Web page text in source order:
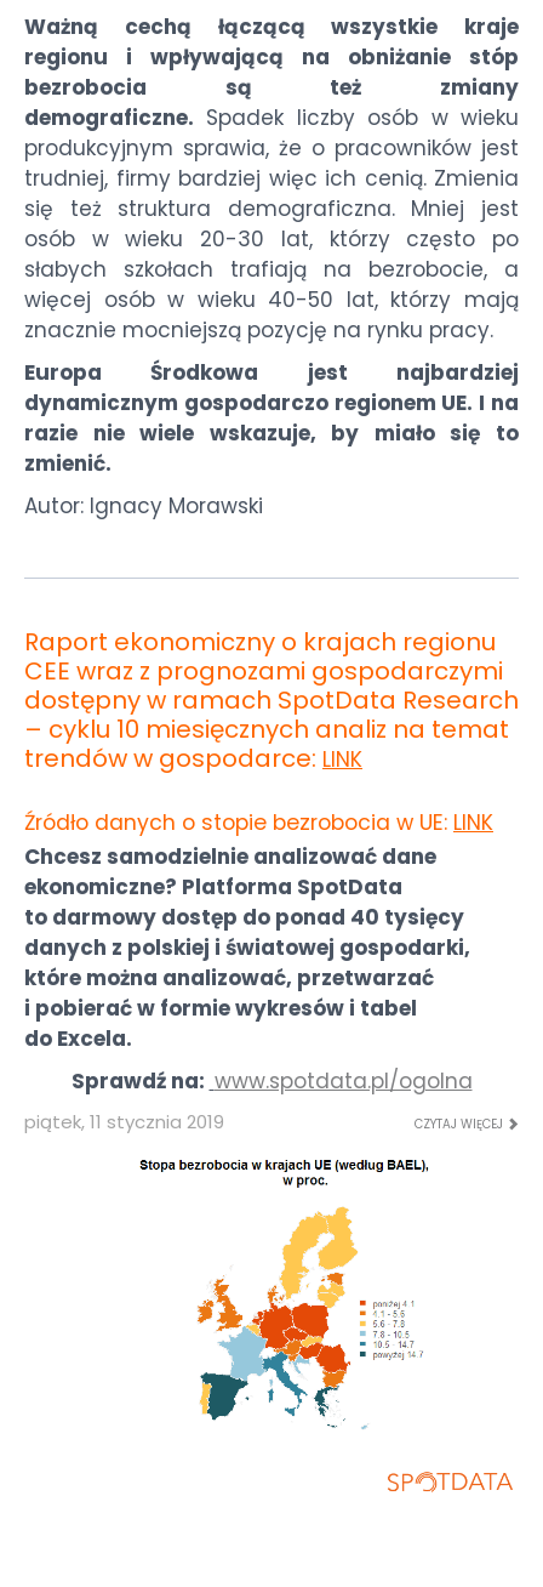
Ważną cechą łączącą wszystkie kraje
regionu i wpływającą na obniżanie stóp
bezrobocia są też zmiany
demograficzne. Spadek liczby osób w wieku
produkcyjnym sprawia, że o pracowników jest
trudniej, firmy bardziej więc ich cenią. Zmienia
się też struktura demograficzna. Mniej jest
osób w wieku 20-30 lat, którzy często po
słabych szkołach trafiają na bezrobocie, a
więcej osób w wieku 40-50 lat, którzy mają
znacznie mocniejszą pozycję na rynku pracy.
Europa Środkowa jest najbardziej
dynamicznym gospodarczo regionem UE. I na
razie nie wiele wskazuje, by miało się to
zmienić.
Autor: Ignacy Morawski
Raport ekonomiczny o krajach regionu
CEE wraz z prognozami gospodarczymi
dostępny w ramach SpotData Research
– cyklu 10 miesięcznych analiz na temat
trendów w gospodarce: LINK
Źródło danych o stopie bezrobocia w UE: LINK
Chcesz samodzielnie analizować dane
ekonomiczne? Platforma SpotData
to darmowy dostęp do ponad 40 tysięcy
danych z polskiej i światowej gospodarki,
które można analizować, przetwarzać
i pobierać w formie wykresów i tabel
do Excela.
Sprawdź na: www.spotdata.pl/ogolna
piątek, 11 stycznia 2019 CZYTAJ WIĘCEJ